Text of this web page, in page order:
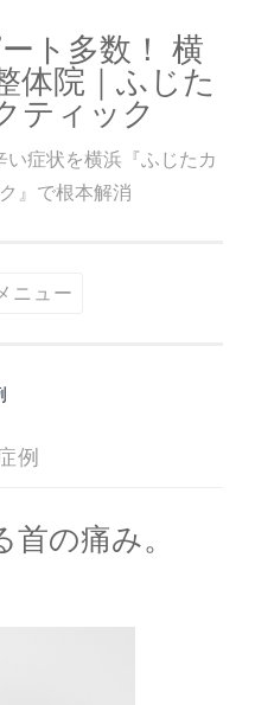
ト多数！ 横
体院｜ふじた
ティック
症状を横浜『ふじたカ
』で根本解消
ニュー
例
の痛み。